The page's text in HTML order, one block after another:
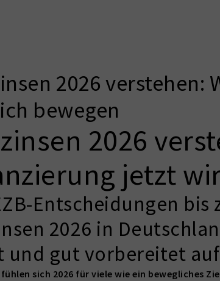
2026
bewegen
2026
jetzt
Entscheidungen
2026 in
und gut vorbereitet
sich 2026 für viele wie ein bewegliches